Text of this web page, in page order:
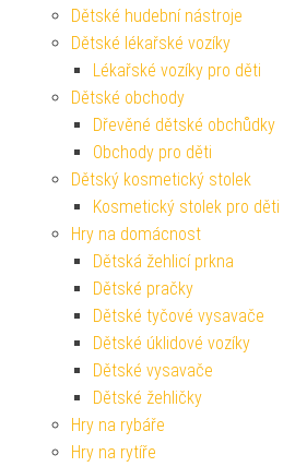
Dětské hudební nástroje
Dětské lékařské vozíky
Lékařské vozíky pro děti
Dětské obchody
Dřevěné dětské obchůdky
Obchody pro děti
Dětský kosmetický stolek
Kosmetický stolek pro děti
Hry na domácnost
Dětská žehlicí prkna
Dětské pračky
Dětské tyčové vysavače
Dětské úklidové vozíky
Dětské vysavače
Dětské žehličky
Hry na rybáře
Hry na rytíře